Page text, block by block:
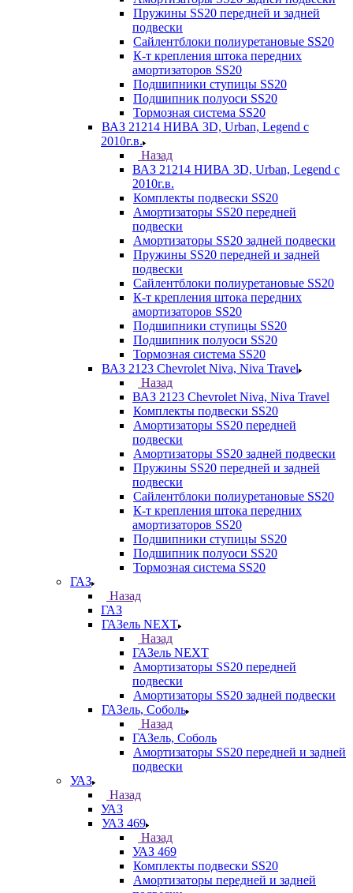
Пружины SS20 передней и задней
подвески
Сайлентблоки полиуретановые SS20
К-т крепления штока передних
амортизаторов SS20
Подшипники ступицы SS20
Подшипник полуоси SS20
Тормозная система SS20
ВАЗ 21214 НИВА 3D, Urban, Legend c
2010г.в.
Назад
ВАЗ 21214 НИВА 3D, Urban, Legend c
2010г.в.
Комплекты подвески SS20
Амортизаторы SS20 передней
подвески
Амортизаторы SS20 задней подвески
Пружины SS20 передней и задней
подвески
Сайлентблоки полиуретановые SS20
К-т крепления штока передних
амортизаторов SS20
Подшипники ступицы SS20
Подшипник полуоси SS20
Тормозная система SS20
ВАЗ 2123 Chevrolet Niva, Niva Travel
Назад
ВАЗ 2123 Chevrolet Niva, Niva Travel
Комплекты подвески SS20
Амортизаторы SS20 передней
подвески
Амортизаторы SS20 задней подвески
Пружины SS20 передней и задней
подвески
Сайлентблоки полиуретановые SS20
К-т крепления штока передних
амортизаторов SS20
Подшипники ступицы SS20
Подшипник полуоси SS20
Тормозная система SS20
ГАЗ
Назад
ГАЗ
ГАЗель NEXT
Назад
ГАЗель NEXT
Амортизаторы SS20 передней
подвески
Амортизаторы SS20 задней подвески
ГАЗель, Соболь
Назад
ГАЗель, Соболь
Амортизаторы SS20 передней и задней
подвески
УАЗ
Назад
УАЗ
УАЗ 469
Назад
УАЗ 469
Комплекты подвески SS20
Амортизаторы передней и задней